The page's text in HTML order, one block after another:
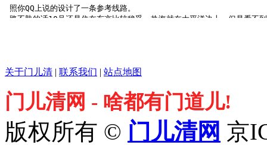
关于门儿清 | 联系我们 | 站点地图
门儿清网 - 啥都有门道儿!
版权所有 © 门儿清网 京